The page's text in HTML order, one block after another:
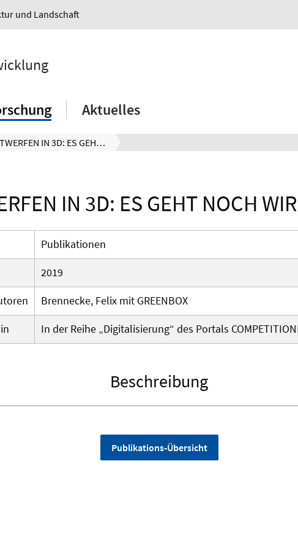
und Landschaft
Aktuelles
ENTWERFEN IN 3D: ES GEHT NOCH WIRKLICHER
IN 3D: ES GEHT NOCH
Publikationen
2019
Brennecke, Felix mit GREENBOX
In der Reihe „Digitalisierung“ des Portals
Beschreibung
Publikations-Übersicht